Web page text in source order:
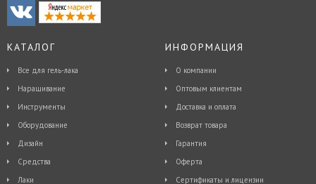
КАТАЛОГ
Все для гель-лака
Наращивание
Инструменты
Оборудование
Дизайн
Средства
Лаки
ИНФОРМАЦИЯ
О компании
Оптовым клиентам
Доставка и оплата
Возврат товара
Гарантия
Оферта
Сертификаты и лицензии